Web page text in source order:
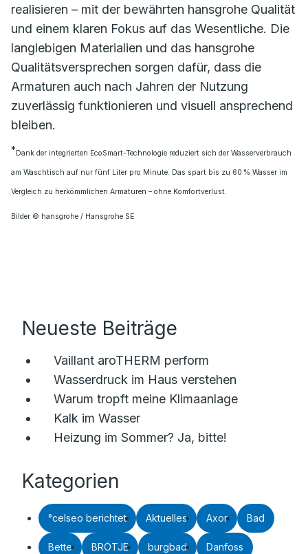
realisieren – mit der bewährten hansgrohe Qualität
und einem klaren Fokus auf das Wesentliche. Die
langlebigen Materialien und das hansgrohe
Qualitätsversprechen sorgen dafür, dass die
Armaturen auch nach Jahren der Nutzung
zuverlässig funktionieren und visuell ansprechend
bleiben.
*Dank der integrierten EcoSmart-Technologie reduziert sich der Wasserverbrauch
am Waschtisch auf nur fünf Liter pro Minute. Das spart bis zu 60 % Wasser im
Vergleich zu herkömmlichen Armaturen – ohne Komfortverlust.
Bilder © hansgrohe / Hansgrohe SE
Neueste Beiträge
Vaillant aroTHERM perform
Wasserdruck im Haus verstehen
Warum tropft meine Klimaanlage
Kalk im Wasser
Heizung im Sommer? Ja, bitte!
Kategorien
°celseo berichtet Aktuelles Axor Bad
Bette BRÖTJE burgbad Danfoss